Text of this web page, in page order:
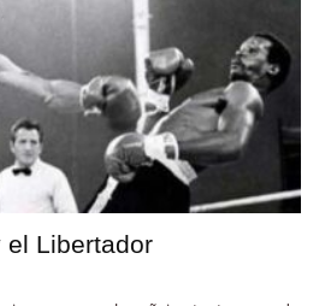
el Libertador